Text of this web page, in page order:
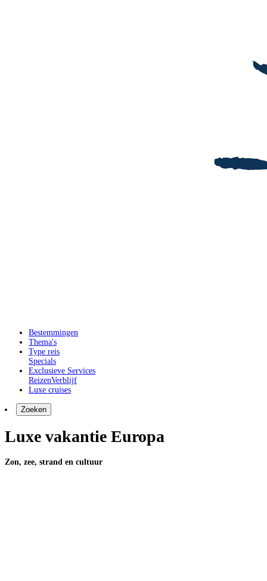
Bestemmingen
Thema's
Type reis
Specials
Exclusieve Services
ReizenVerblijf
Luxe cruises
Zoeken
Luxe vakantie Europa
Zon, zee, strand en cultuur